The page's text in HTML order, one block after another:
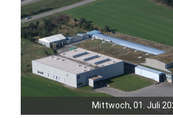
Mittwoch, 01. Juli